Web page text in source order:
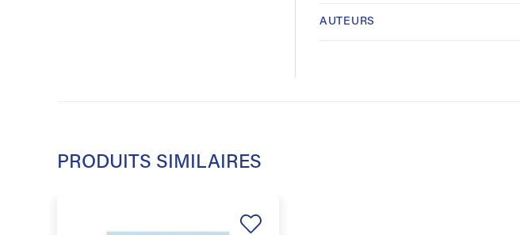
AUTEURS
PRODUITS SIMILAIRES